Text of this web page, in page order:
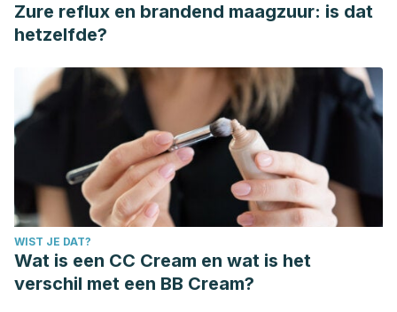
Zure reflux en brandend maagzuur: is dat
hetzelfde?
WIST JE DAT?
Wat is een CC Cream en wat is het
verschil met een BB Cream?